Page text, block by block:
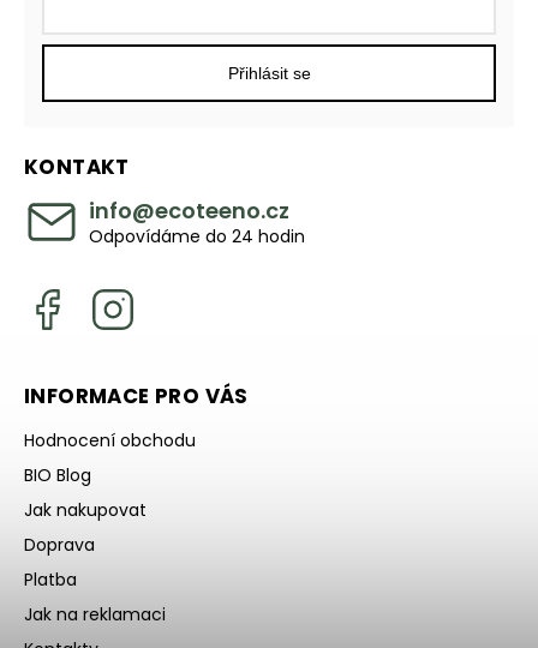
KONTAKT
info@ecoteeno.cz
Odpovídáme do 24 hodin
Přihlásit se
INFORMACE PRO VÁS
Hodnocení obchodu
BIO Blog
Jak nakupovat
Doprava
Platba
Jak na reklamaci